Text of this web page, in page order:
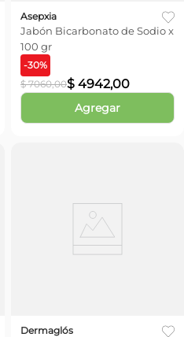
Asepxia
Jabón Bicarbonato de Sodio x
100 gr
-30%
$ 7060,00$ 4942,00
Agregar
Dermaglós